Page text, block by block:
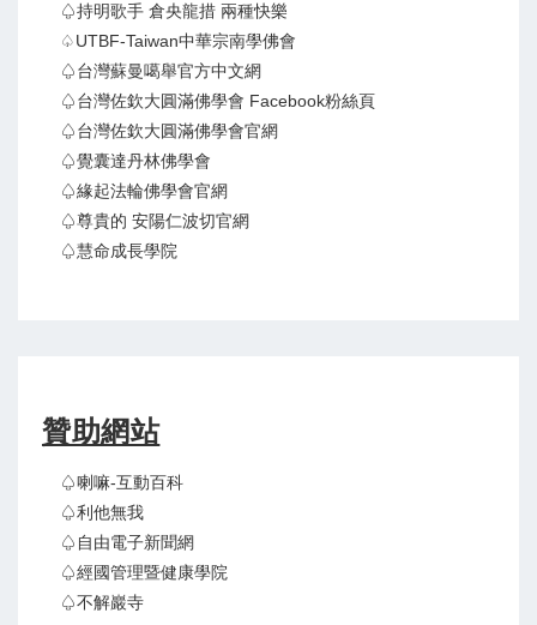
♤持明歌手 倉央龍措 兩種快樂
♤UTBF-Taiwan中華宗南學佛會
♤台灣蘇曼噶舉官方中文網
♤台灣佐欽大圓滿佛學會 Facebook粉絲頁
♤台灣佐欽大圓滿佛學會官網
♤覺囊達丹林佛學會
♤緣起法輪佛學會官網
♤尊貴的 安陽仁波切官網
♤慧命成長學院
贊助網站
♤喇嘛-互動百科
♤利他無我
♤自由電子新聞網
♤經國管理暨健康學院
♤不解巖寺